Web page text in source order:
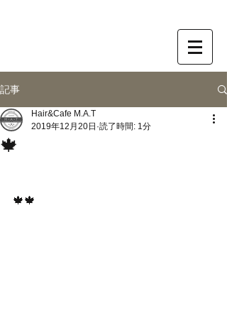
記事
🍁
Hair&Cafe M.A.T
2019年12月20日 読了時間: 1分
🍁🍁